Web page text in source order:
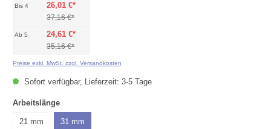
Bis4 26,01 €*
37,16 €*
Ab5 24,61 €*
35,16 €*
Preise exkl. MwSt. zzgl. Versandkosten
Sofort verfügbar, Lieferzeit: 3-5 Tage
Arbeitslängeauswählen
21 mm 31 mm